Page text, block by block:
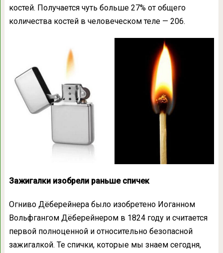
костей. Получается чуть больше 27% от общего
количества костей в человеческом теле — 206.
Зажигалки изобрели раньше спичек
Огниво Дёберейнера было изобретено Иоганном
Вольфгангом Дёберейнером в 1824 году и считается
первой полноценной и относительно безопасной
зажигалкой. Те спички, которые мы знаем сегодня,